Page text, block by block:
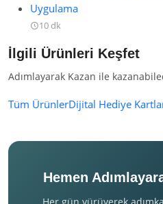
Uygulama
10 dk
İlgili Ürünleri Keşfet
Adımlayarak Kazan ile
Tüm ÜrünlerDijital Hediye
Hemen
Her gün yürüyerek